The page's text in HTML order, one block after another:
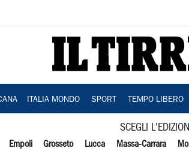
ITALIA MONDO SPORT TEMPO LIBERO
SCEGLI
Empoli Grosseto Lucca Massa-Carrara